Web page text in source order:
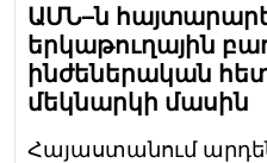
ԱՄՆ–ն
երկաթուղային
ինժեներական
մեկնարկի մասին
Հայաստանում